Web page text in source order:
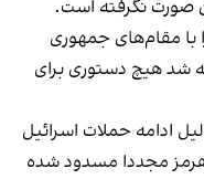
صورت نگرفته است.
با مقام‌های جمهوری
شد هیچ دستوری برای
کرد به‌دلیل ادامه حملات اسرائیل
مجددا مسدود شده